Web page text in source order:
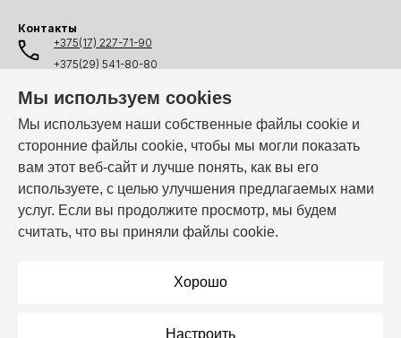
Мы используем cookies
Мы используем наши собственные файлы cookie и
сторонние файлы cookie, чтобы мы могли показать
вам этот веб-сайт и лучше понять, как вы его
используете, с целью улучшения предлагаемых нами
услуг. Если вы продолжите просмотр, мы будем
считать, что вы приняли файлы cookie.
Хорошо
Настроить
Контакты
+375(17) 227-71-90
+375(29) 541-80-80
+375(44) 541-80-80
info@i-ven.by
Мы в мессенджерах:
Режим работы: Пн–Пт: 10:00 – 19:00